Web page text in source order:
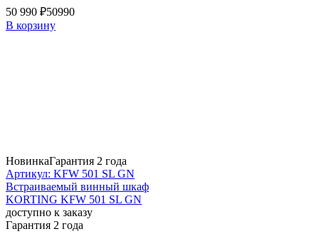
50 990 ₽50990
В корзину
НовинкаГарантия 2 года
Артикул: KFW 501 SL GN
Встраиваемый винный шкаф
KORTING KFW 501 SL GN
доступно к заказу
Гарантия 2 года